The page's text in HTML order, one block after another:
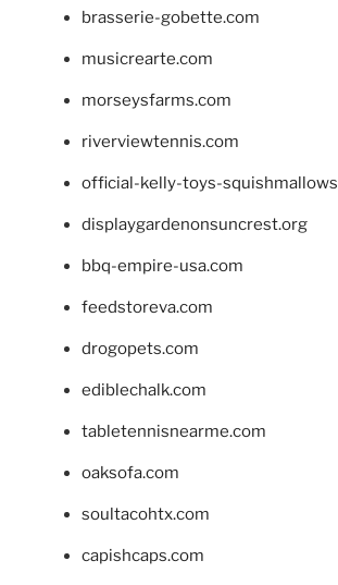
brasserie-gobette.com
musicrearte.com
morseysfarms.com
riverviewtennis.com
official-kelly-toys-
displaygardenonsuncrest.org
bbq-empire-usa.com
feedstoreva.com
drogopets.com
ediblechalk.com
tabletennisnearme.com
oaksofa.com
soultacohtx.com
capishcaps.com